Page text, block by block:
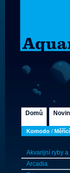
Domů
Komodo /
Akvarijní ryby
Arcadia